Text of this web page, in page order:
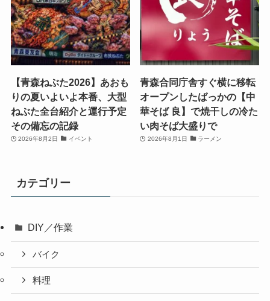
【青森ねぶた2026】あおも
りの夏いよいよ本番、大型
ねぶた全台紹介と運行予定
その備忘の記録
2026年8月2日 イベント
青森合同庁舎すぐ横に移転
オープンしたばっかの【中
華そば 良】で焼干しの冷た
い肉そば大盛りで
2026年8月1日 ラーメン
カテゴリー
DIY／作業
バイク
料理